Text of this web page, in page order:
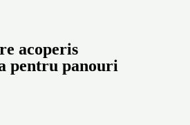
acoperis
pentru panouri